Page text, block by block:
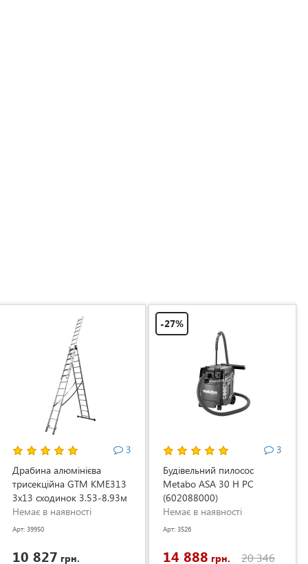
3
Драбина алюмінієва
трисекційна GTM KME313
3x13 сходинок 3.53-8.93м
(KME313)
Немає в наявності
Арт: 39950
10 827 грн.
-27%
3
Будівельний пилосос
Metabo ASA 30 H PC
(602088000)
Немає в наявності
Арт: 3526
14 888 грн. 20 346